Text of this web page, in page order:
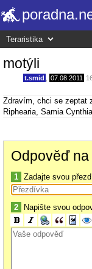
motýli
t.smid 07.08.2011
Zdravím, chci se zeptat
Riphearia, Samia
Odpověď
1 Zadajte svou
2 Napište svou